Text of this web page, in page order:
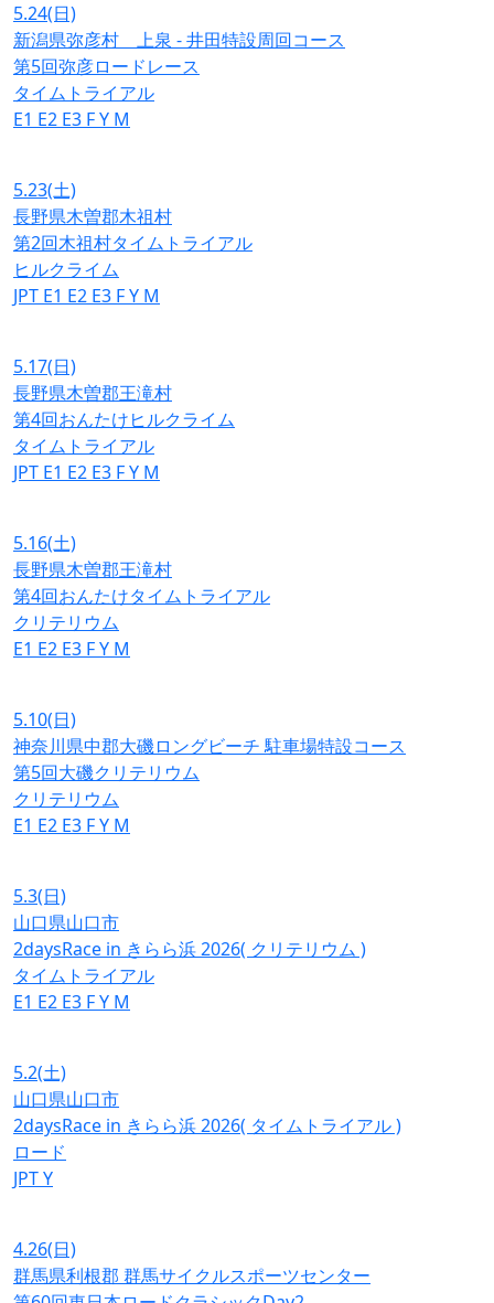
5.24(日)
新潟県弥彦村 上泉 - 井田特設周回コース
第5回弥彦ロードレース
タイムトライアル
E1 E2 E3 FY M
5.23(土)
長野県木曽郡木祖村
第2回木祖村タイムトライアル
ヒルクライム
JPT E1 E2 E3 FY M
5.17(日)
長野県木曽郡王滝村
第4回おんたけヒルクライム
タイムトライアル
JPT E1 E2 E3 FY M
5.16(土)
長野県木曽郡王滝村
第4回おんたけタイムトライアル
クリテリウム
E1 E2 E3 FY M
5.10(日)
神奈川県中郡大磯ロングビーチ 駐車場特設コース
第5回大磯クリテリウム
クリテリウム
E1 E2 E3 FY M
5.3(日)
山口県山口市
2daysRace in きらら浜 2026( クリテリウム )
タイムトライアル
E1 E2 E3 FY M
5.2(土)
山口県山口市
2daysRace in きらら浜 2026( タイムトライアル )
ロード
JPTY
4.26(日)
群馬県利根郡 群馬サイクルスポーツセンター